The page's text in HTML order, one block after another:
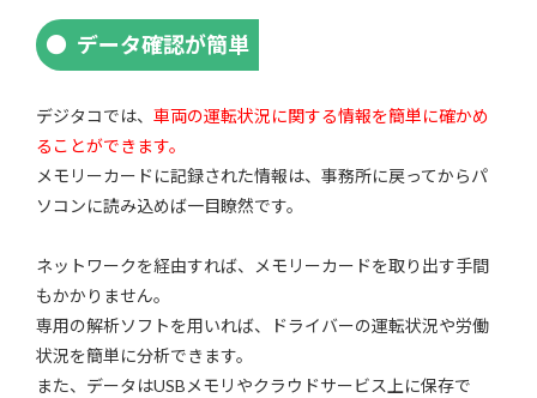
データ確認が簡単
デジタコでは、 車両の運転状況に関する情報を簡単に確かめ
ることができます。
メモリーカードに記録された情報は、事務所に戻ってからパ
ソコンに読み込めば一目瞭然です。
ネットワークを経由すれば、メモリーカードを取り出す手間
もかかりません。
専用の解析ソフトを用いれば、ドライバーの運転状況や労働
状況を簡単に分析できます。
また、データはUSBメモリやクラウドサービス上に保存で